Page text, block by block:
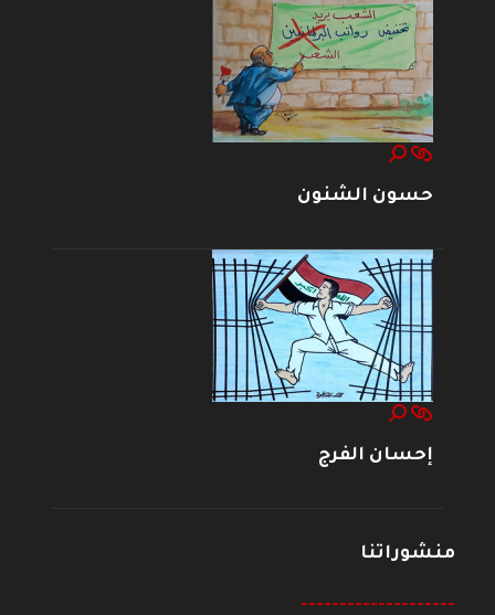
حسون الشنون
إحسان الفرج
منشوراتنا
--------------------